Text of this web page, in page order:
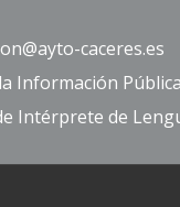
caceres.es
Información
Intérprete de